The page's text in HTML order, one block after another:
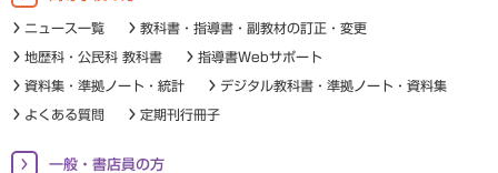
ニュース一覧 教科書・指導書・副教材の訂正・変更
地歴科・公民科 教科書 指導書Webサポート
資料集・準拠ノート・統計 デジタル教科書・準拠ノート・資料集
よくある質問 定期刊行冊子
一般・書店員の方